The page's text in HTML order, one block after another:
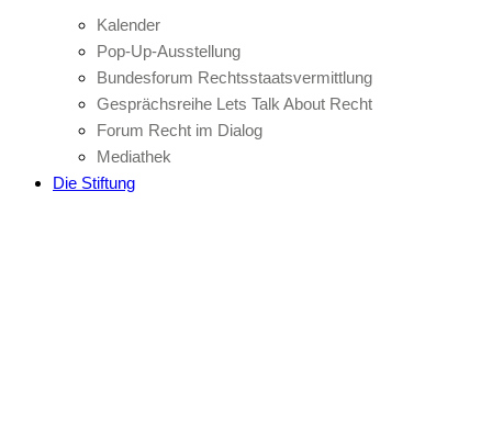
Kalender
Pop-Up-Ausstellung
Bundesforum Rechtsstaatsvermittlung
Gesprächsreihe Lets Talk About Recht
Forum Recht im Dialog
Mediathek
Die Stiftung